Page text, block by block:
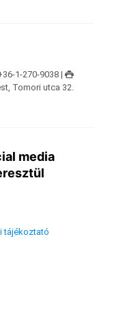
1-270-9038 |
Tomori utca 32.
media
tájékoztató